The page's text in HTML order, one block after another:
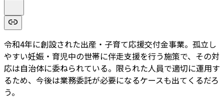
令和4年に創設された出産・子育て応援交付金事業。孤立し
やすい妊娠・育児中の世帯に伴走支援を行う施策で、その対
応は自治体に委ねられている。限られた人員で適切に運用す
るため、今後は業務委託が必要になるケースも出てくるだろ
う。